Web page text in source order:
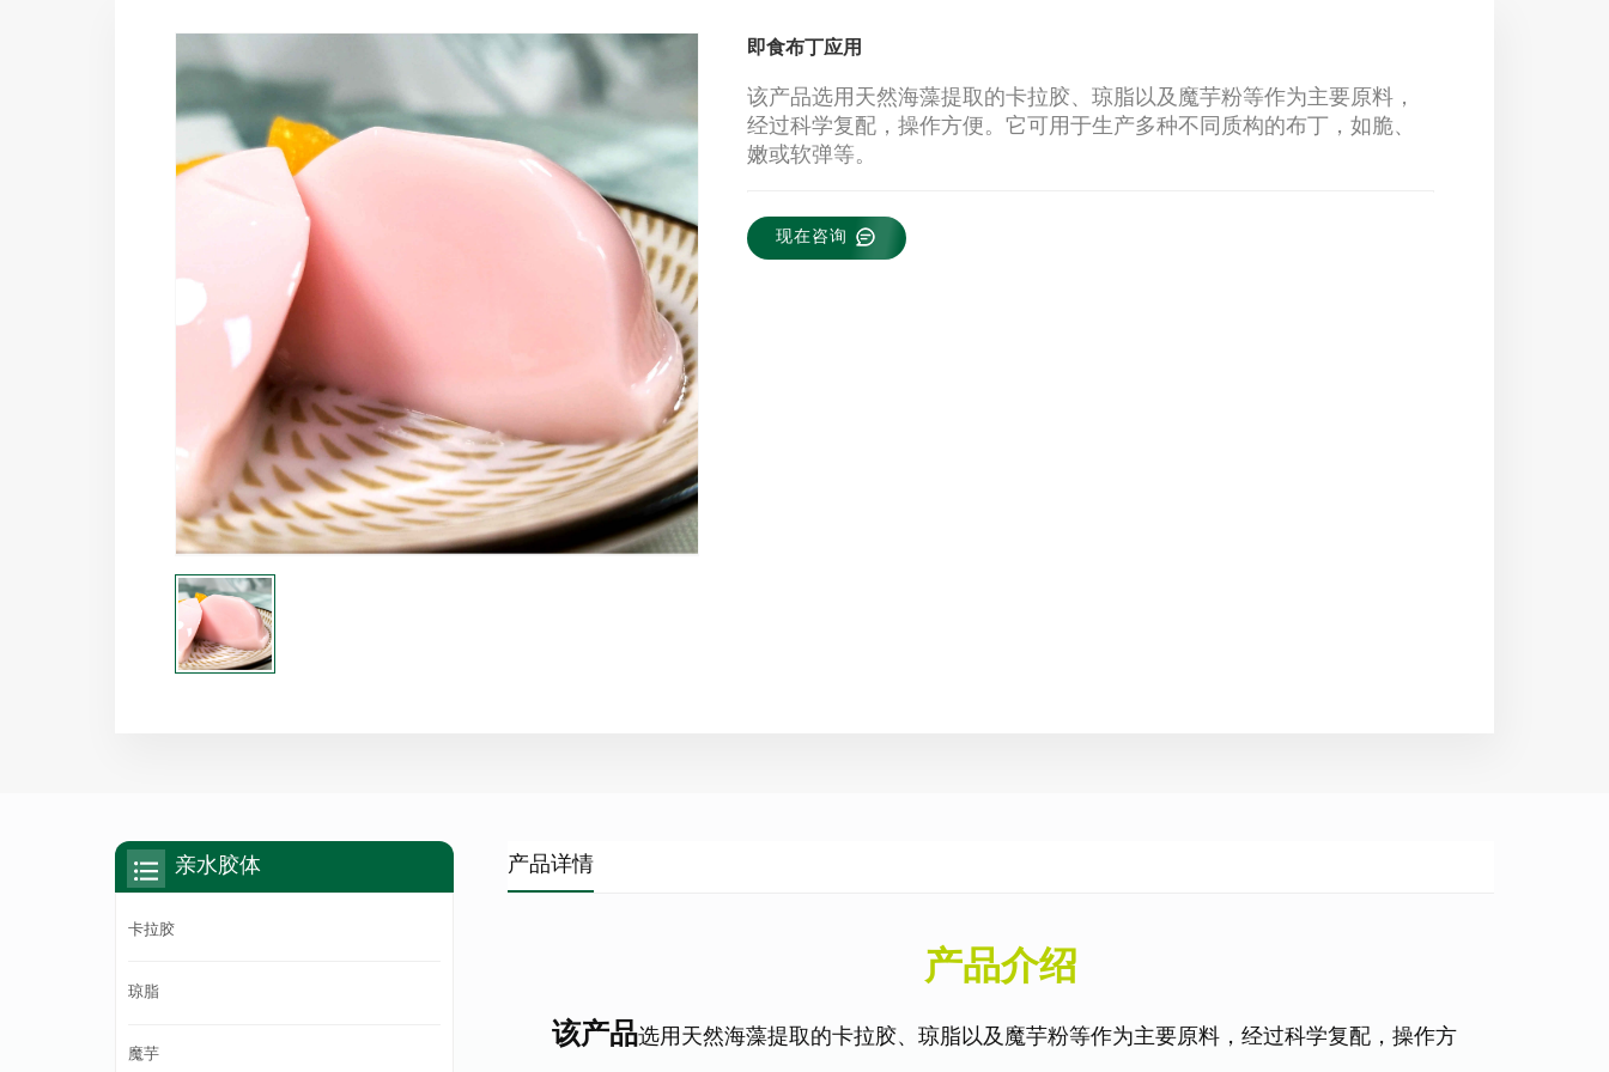
即食布丁应用
该产品选用天然海藻提取的卡拉胶、琼脂以及魔芋粉等作为主要原料，
经过科学复配，操作方便。它可用于生产多种不同质构的布丁，如脆、
嫩或软弹等。
现在咨询
产品详情
产品介绍
该产品选用天然海藻提取的卡拉胶、琼脂以及魔芋粉等作为主要原料，经过科学复配，操作方
亲水胶体
卡拉胶
琼脂
魔芋